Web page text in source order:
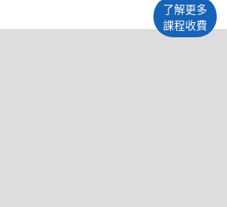
了解更多
課程收費